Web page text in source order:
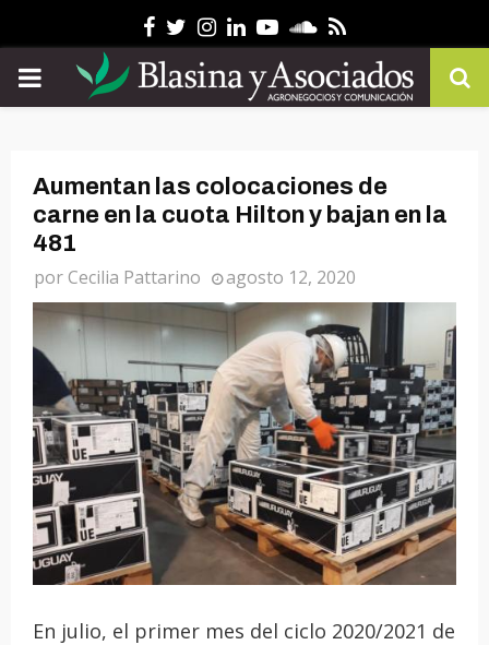
Facebook
Twitter
Instagram
Linkedin
YoutubeSoundcloud
Rss
PRIMARY
Aumentan las colocaciones de
carne en la cuota Hilton y bajan en la
481
porCecilia Pattarino agosto 12, 2020
En julio, el primer mes del ciclo 2020/2021 de